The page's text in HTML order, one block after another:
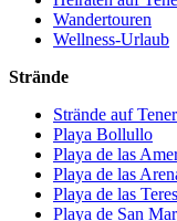
Wandertouren
Wellness-Urlaub
Strände
Strände auf
Playa Bollullo
Playa de las
Playa de las
Playa de las
Playa de San